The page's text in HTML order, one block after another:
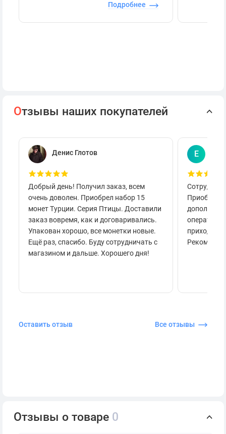
Подробнее
Отзывы наших покупателей
Денис Глотов
Добрый день! Получил заказ, всем
очень доволен. Приобрел набор 15
монет Турции. Серия Птицы. Доставили
заказ вовремя, как и договаривались.
Упакован хорошо, все монетки новые.
Ещё раз, спасибо. Буду сотрудничать с
магазином и дальше. Хорошего дня!
Е
приходило
Оставить отзыв Все отзывы
Отзывы о товаре 0